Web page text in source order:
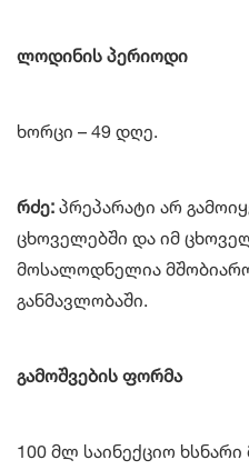
ლოდინის პერიოდი
ხორცი – 49 დღე.
რძე: პრეპარატი არ
ცხოველებში და იმ
მოსალოდნელია
განმავლობაში.
გამოშვების ფორმა
100 მლ საინექციო